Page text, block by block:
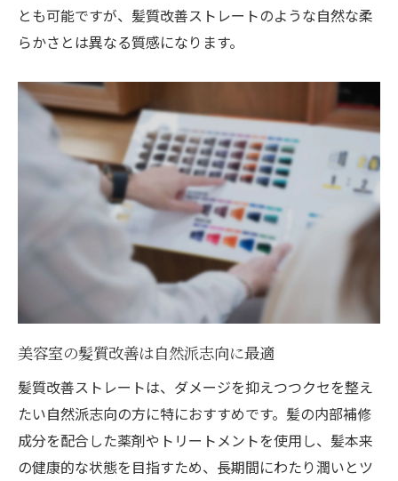
とも可能ですが、髪質改善ストレートのような自然な柔
らかさとは異なる質感になります。
美容室の髪質改善は自然派志向に最適
髪質改善ストレートは、ダメージを抑えつつクセを整え
たい自然派志向の方に特におすすめです。髪の内部補修
成分を配合した薬剤やトリートメントを使用し、髪本来
の健康的な状態を目指すため、長期間にわたり潤いとツ